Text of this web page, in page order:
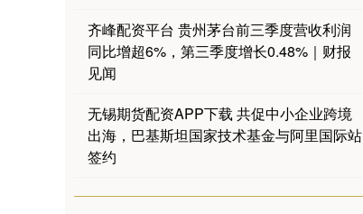
齐峰配资平台 贵州茅台前三季度营收利润
同比增超6%，第三季度增长0.48%｜财报
见闻
无锡期货配资APP下载 共促中小企业跨境
出海，巴基斯坦国家技术基金与阿里国际站
签约